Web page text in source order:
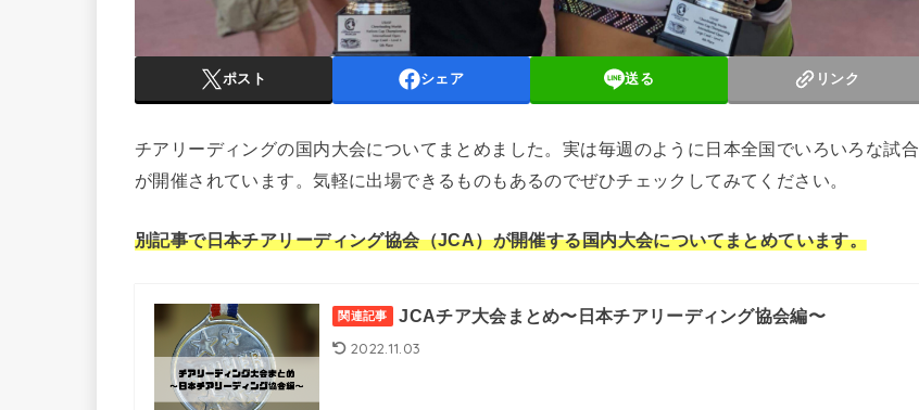
ポスト シェア 送る リンク
チアリーディングの国内大会についてまとめました。実は毎週のように日本全国でいろいろな試合
が開催されています。気軽に出場できるものもあるのでぜひチェックしてみてください。
別記事で日本チアリーディング協会（JCA）が開催する国内大会についてまとめています。
関連記事 JCAチア大会まとめ〜日本チアリーディング協会編〜
2022.11.03